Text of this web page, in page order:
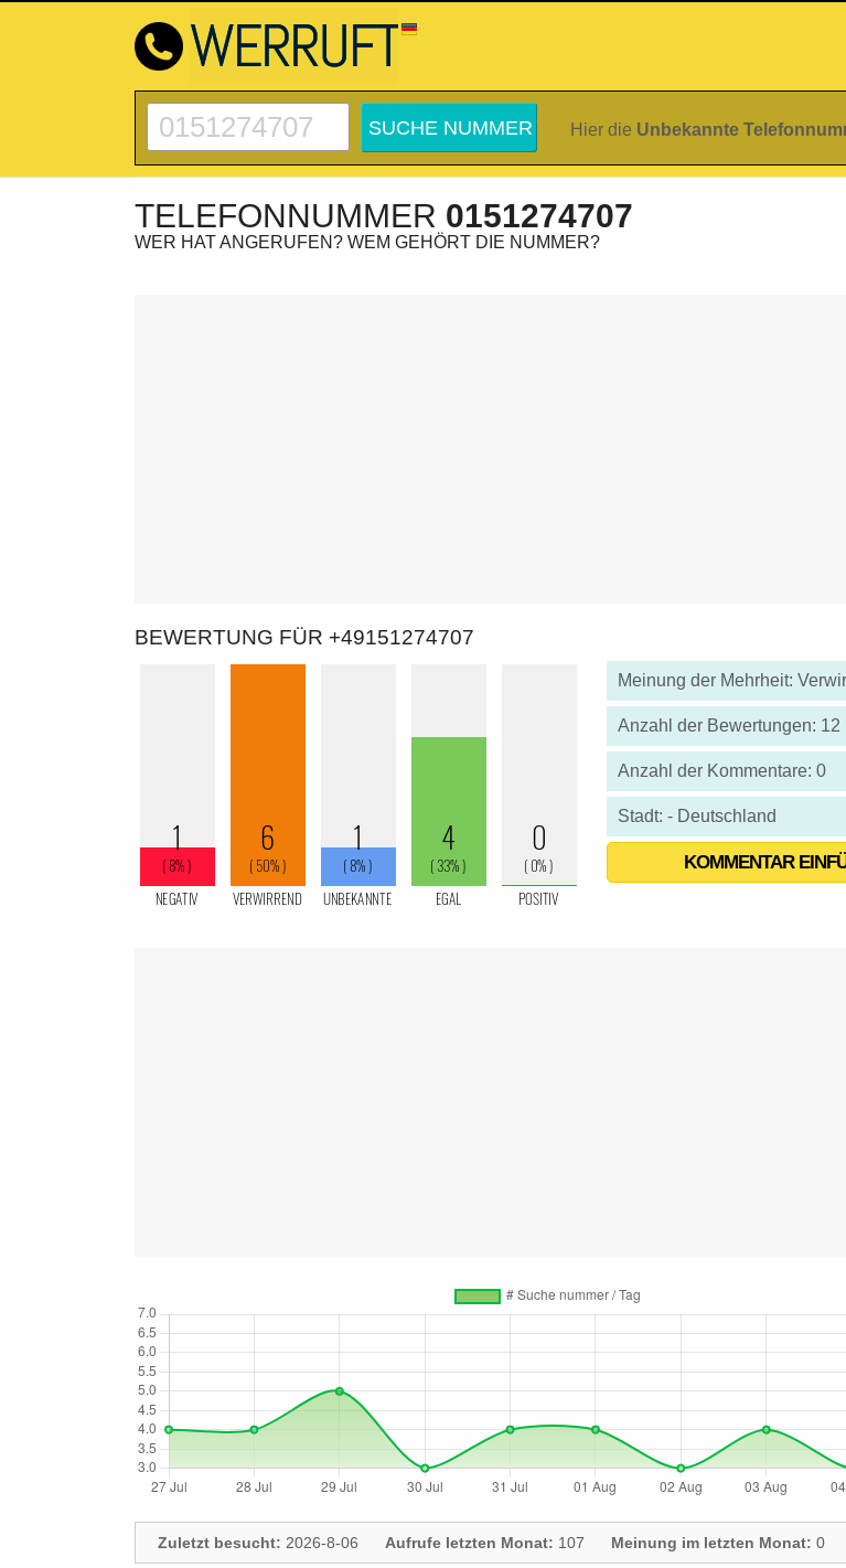
Hier die Unbekannte
TELEFONNUMMER 0151274707
WER HAT ANGERUFEN? WEM GEHÖRT DIE NUMMER?
BEWERTUNG FÜR +49151274707
Meinung der Mehrheit:
Anzahl der Bewertungen: 12
Anzahl der Kommentare: 0
Stadt: - Deutschland
KOMMENTAR
Zuletzt besucht: 2026-8-06 Aufrufe letzten Monat: 107 Meinung im letzten Monat: 0